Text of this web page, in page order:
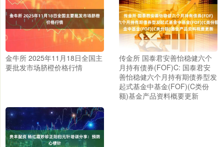
金牛所 2025年11月18日全国主
要批发市场脐橙价格行情
传金所 国泰君安善怡稳健六个
月持有债券(FOF)C: 国泰君安
善怡稳健六个月持有期债券型发
起式基金中基金(FOF)(C类份
额)基金产品资料概要更新